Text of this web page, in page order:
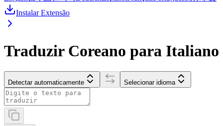
Instalar Extensão
Traduzir Coreano para Italiano
Detectar automaticamente Selecionar idioma